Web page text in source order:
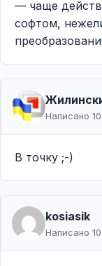
— чаще
софтом,
Написано
В точку ;-)
kosiasik
Написано